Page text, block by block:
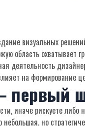
визуальных
область охватывает
деятельность
на формирование
первый
иначе рискуете
но